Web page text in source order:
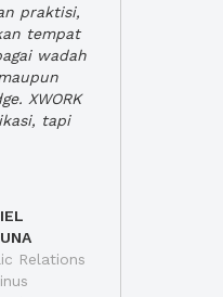
praktisi,
tempat
wadah
XWORK
tapi
Relations